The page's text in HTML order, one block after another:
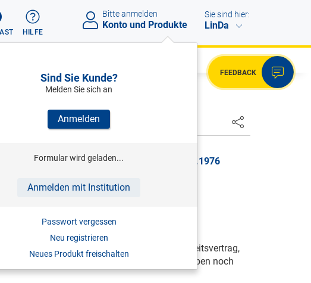
HILFE
Bitte anmelden
Konto und Produkte
Sind Sie Kunde?
Melden Sie sich an
Anmelden
Formular wird geladen...
Anmelden mit Institution
Passwort vergessen
Neu registrieren
Neues Produkt freischalten
Sie sind hier:
LinDa
FEEDBACK
NÄCHSTER
BGBl. Nr. 390/1976, gültig ab 04.08.1976
Grund des § 16 zustehen, können durch Arbeitsvertrag,
oder Kollektivvertrag weder aufgehoben noch